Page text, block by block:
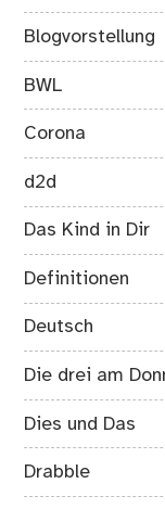
Blogvorstellung
BWL
Corona
d2d
Das Kind in Dir
Definitionen
Deutsch
Die drei am
Dies und Das
Drabble